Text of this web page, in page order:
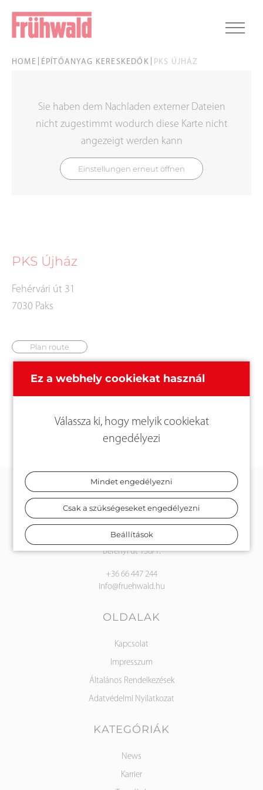
HOME ÉPÍTŐANYAG KERESKEDŐK PKS ÚJHÁZ
Sie haben dem Nachladen externer Dateien
nicht zugestimmt wodurch diese Karte nicht
angezeigt werden kann
Einstellungen erneut öffnen
PKS Újház
Fehérvári út 31
7030 Paks
Plan route
Ez a webhely cookiekat használ
Válassza ki, hogy melyik cookiekat
engedélyezi
Mindet engedélyezni
Csak a szükségeseket engedélyezni
Beállítások
KAPCSOLAT
Frühwald Kft.
5600 Békéscsaba
Berényi út 136/1.
+36 66 447 244
info@fruehwald.hu
OLDALAK
Kapcsolat
Impresszum
Általános Rendelkezések
Adatvédelmi Nyilatkozat
KATEGÓRIÁK
News
Karrier